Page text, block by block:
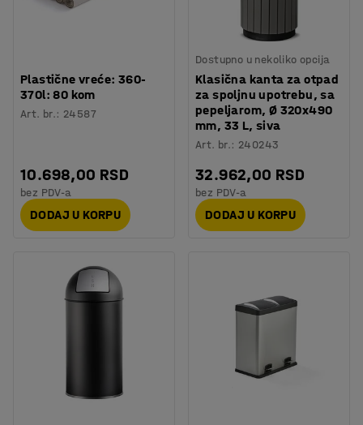
Plastične vreće: 360-
370l: 80 kom
Art. br.: 24587
10.698,00 RSD
bez PDV-a
DODAJ U KORPU
Dostupno u nekoliko opcija
Klasična kanta za otpad
za spoljnu upotrebu, sa
pepeljarom, Ø 320x490
mm, 33 L, siva
Art. br.: 240243
32.962,00 RSD
bez PDV-a
DODAJ U KORPU